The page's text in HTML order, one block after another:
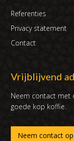
Referenties
Privacy statement
Contact
Vrijblijvend
Neem contact met
goede kop koffie.
Neem contact op